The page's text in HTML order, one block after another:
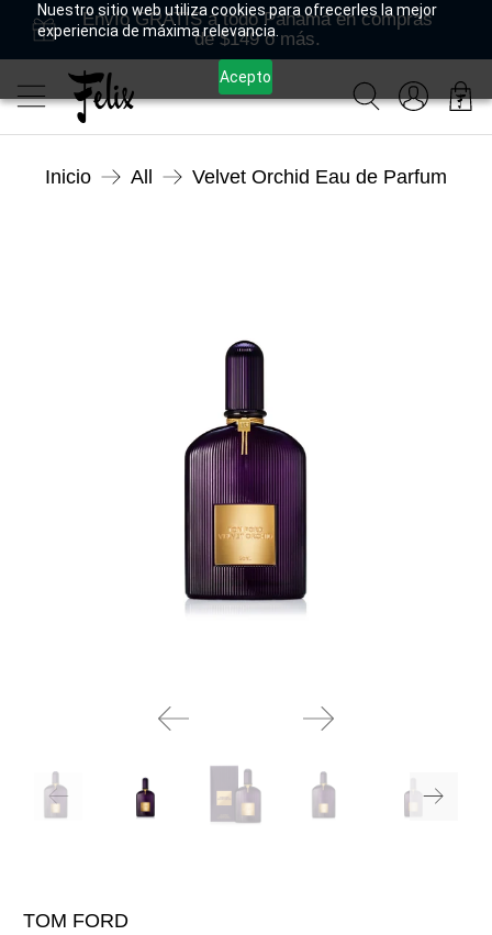
Nuestro sitio web utiliza cookies para ofrecerles la mejor
experiencia de máxima relevancia.
Acepto
Envío GRATIS a todo Panamá en compras
de $149 o más.
Inicio All Velvet Orchid Eau de Parfum
TOM FORD